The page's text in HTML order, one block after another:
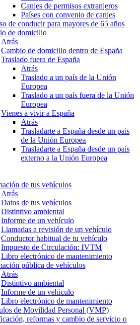
Canjes de permisos extranjeros
Países con convenio de canjes
de conducir para mayores de 65 años
de domicilio
Atrás
Cambio de domicilio dentro de España
Traslado fuera de España
Atrás
Traslado a un país de la Unión
Europea
Traslado a un país fuera de la Unión
Europea
Vienes a vivir a España
Atrás
Trasladarte a España desde un país
de la Unión Europea
Trasladarte a España desde un país
externo a la Unión Europea
de tus vehículos
Atrás
Datos de tus vehículos
Distintivo ambiental
Informe de un vehículo
Llamadas a revisión de un vehículo
Conductor habitual de tu vehículo
Impuesto de Circulación: IVTM
Libro electrónico de mantenimiento
pública de vehículos
Atrás
Distintivo ambiental
Informe de un vehículo
Libro electrónico de mantenimiento
de Movilidad Personal (VMP)
reformas y cambio de servicio o